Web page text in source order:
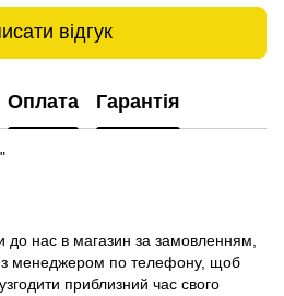
відгук
Оплата Гарантія
до нас в магазин за замовленням,
з менеджером по телефону, щоб
приблизний час свого